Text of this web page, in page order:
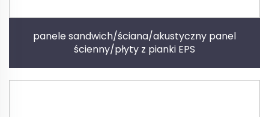
panele sandwich/ściana/akustyczny panel
ścienny/płyty z pianki EPS